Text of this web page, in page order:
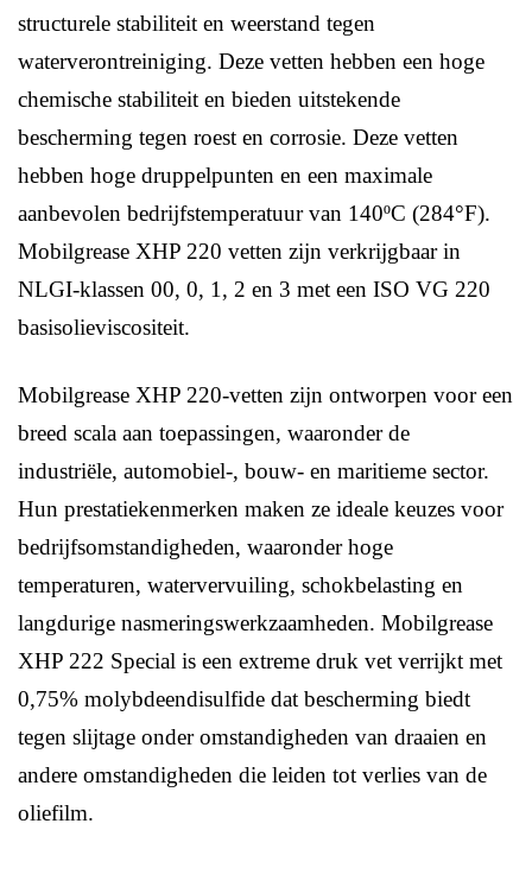
structurele stabiliteit en weerstand tegen
waterverontreiniging. Deze vetten hebben een hoge
chemische stabiliteit en bieden uitstekende
bescherming tegen roest en corrosie. Deze vetten
hebben hoge druppelpunten en een maximale
aanbevolen bedrijfstemperatuur van 140ºC (284°F).
Mobilgrease XHP 220 vetten zijn verkrijgbaar in
NLGI-klassen 00, 0, 1, 2 en 3 met een ISO VG 220
basisolieviscositeit.
Mobilgrease XHP 220-vetten zijn ontworpen voor een
breed scala aan toepassingen, waaronder de
industriële, automobiel-, bouw- en maritieme sector.
Hun prestatiekenmerken maken ze ideale keuzes voor
bedrijfsomstandigheden, waaronder hoge
temperaturen, watervervuiling, schokbelasting en
langdurige nasmeringswerkzaamheden. Mobilgrease
XHP 222 Special is een extreme druk vet verrijkt met
0,75% molybdeendisulfide dat bescherming biedt
tegen slijtage onder omstandigheden van draaien en
andere omstandigheden die leiden tot verlies van de
oliefilm.